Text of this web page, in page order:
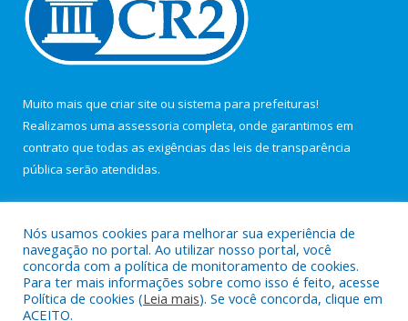
Muito mais que criar site ou sistema para prefeituras!
Realizamos uma assessoria completa, onde garantimos em
contrato que todas as exigências das leis de transparência
pública serão atendidas.
Todos os direitos reservados a Câmara Municipal de Maracanã.
Nós usamos cookies para melhorar sua experiência de
navegação no portal. Ao utilizar nosso portal, você
concorda com a política de monitoramento de cookies.
Para ter mais informações sobre como isso é feito, acesse
Política de cookies (Leia mais). Se você concorda, clique em
ACEITO.